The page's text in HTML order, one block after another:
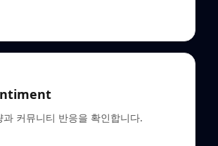
커뮤니티 반응을 확인합니다.